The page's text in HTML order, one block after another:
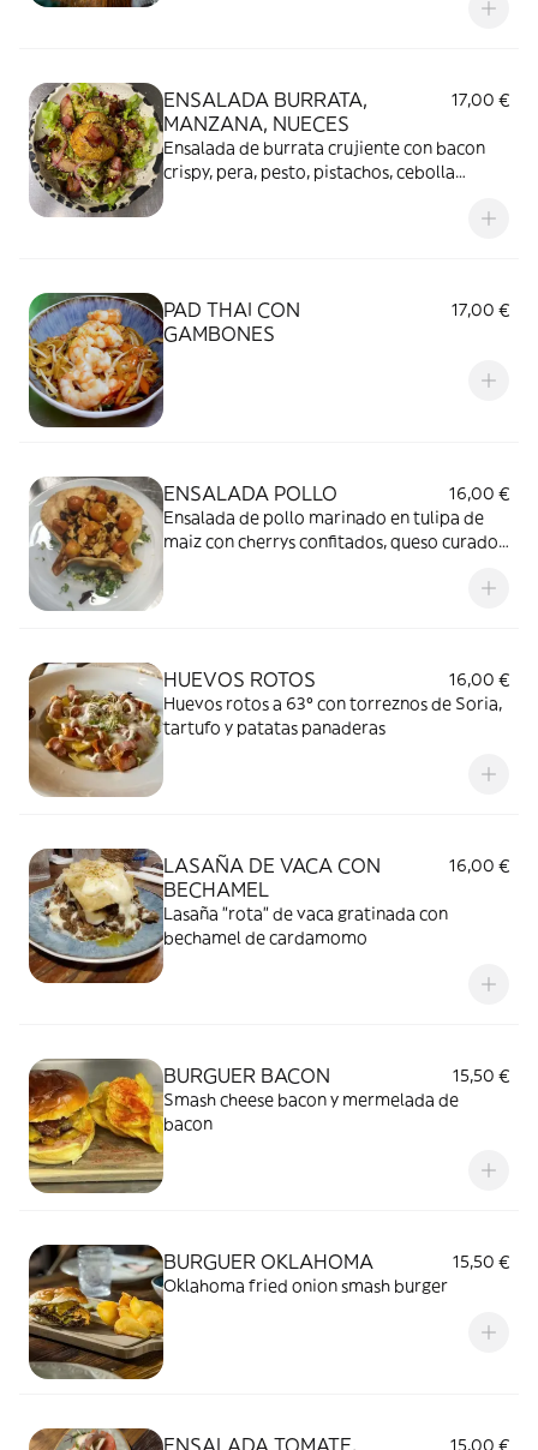
ENSALADA BURRATA,
MANZANA, NUECES
17,00 €
Ensalada de burrata crujiente con bacon
crispy, pera, pesto, pistachos, cebolla
PAD THAI CON
GAMBONES
17,00 €
ENSALADA POLLO
16,00 €
Ensalada de pollo marinado en tulipa de
maiz con cherrys confitados, queso curado
HUEVOS ROTOS
16,00 €
Huevos rotos a 63º con torreznos de Soria,
tartufo y patatas panaderas
LASAÑA DE VACA CON
BECHAMEL
16,00 €
Lasaña "rota" de vaca gratinada con
bechamel de cardamomo
BURGUER BACON
15,50 €
Smash cheese bacon y mermelada de
bacon
BURGUER OKLAHOMA
15,50 €
Oklahoma fried onion smash burger
ENSALADA TOMATE, 15,00 €